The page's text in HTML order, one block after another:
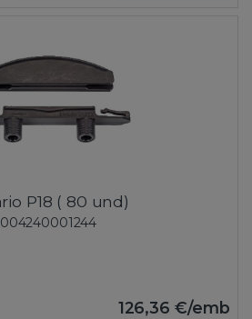
P18 ( 80 und)
004240001244
126,36 €/emb